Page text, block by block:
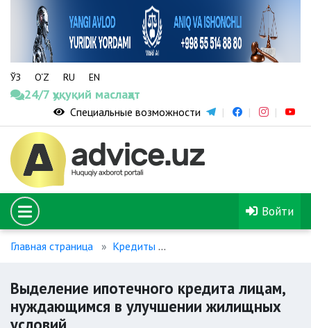
ЎЗ O‘Z RU EN
24/7 ҳуқуқий маслаҳат
Специальные возможности
Войти
Главная страница Кредиты
Выделение ипотечного кредита лицам,
нуждающимся в улучшении жилищных